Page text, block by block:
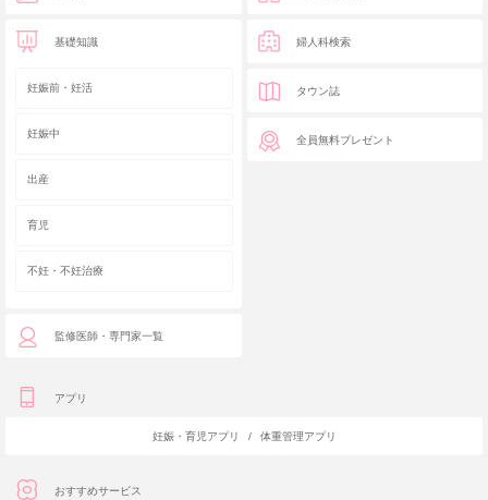
基礎知識
妊娠前・妊活
妊娠中
出産
育児
不妊・不妊治療
監修医師・専門家一覧
婦人科検索
タウン誌
全員無料プレゼント
アプリ
妊娠・育児アプリ / 体重管理アプリ
おすすめサービス